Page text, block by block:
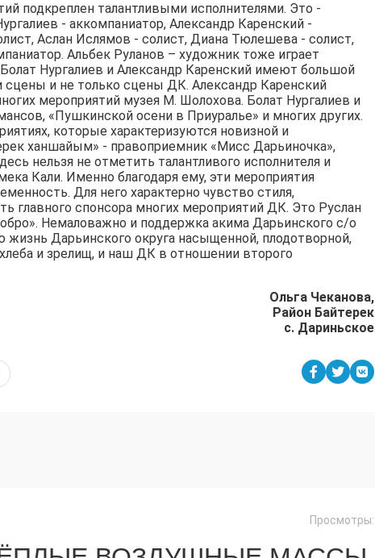
подкреплен талантливыми исполнителями. Это -
- аккомпаниатор, Александр Каренский -
Аслан Ислямов - солист, Диана Тюлешева - солист,
Альбек Руланов – художник тоже играет
Нургалиев и Александр Каренский имеют большой
и не только сцены ДК. Александр Каренский
мероприятий музея М. Шолохова. Болат Нургалиев и
«Пушкинской осени в Приуралье» и многих других.
которые характеризуются новизной и
ханшайым» - правоприемник «Мисс Дарьиночка»,
нельзя не отметить талантливого исполнителя и
Кали. Именно благодаря ему, эти мероприятия
Для него характерно чувство стиля,
главного спонсора многих мероприятий ДК. Это Руслан
Немаловажно и поддержка акима Дарьинского с/о
жизнь Дарьинского округа насыщенной, плодотворной,
и зрелищ, и наш ДК в отношении второго
Ольга Чеканова,
Район Байтерек
с. Дариньское
Просмотры: